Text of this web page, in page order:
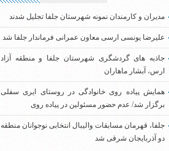
مدیران و کارمندان نمونه شهرستان جلفا تجلیل شدند
علیرضا یونسی ارسی معاون عمرانی فرماندار جلفا شد
جاذبه های گردشگری شهرستان جلفا و منطقه آزاد
ارس، آبشار ماهاران
همایش پیاده روی خانوادگی در روستای ایری سفلی
برگزار شد/ عدم حضور مسئولین در پیاده روی
جلفا، قهرمان مسابقات والیبال انتخابی نوجوانان منطقه
دو آذربایجان شرقی شد